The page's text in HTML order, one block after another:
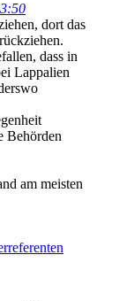
dort das
dass in
Lappalien
Behörden
am meisten